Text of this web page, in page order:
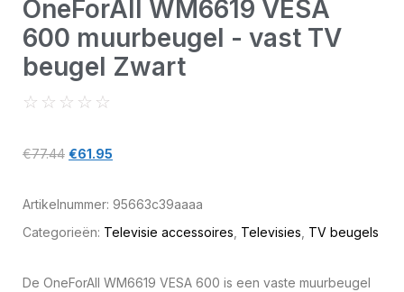
OneForAll WM6619 VESA
600 muurbeugel - vast TV
beugel Zwart
☆ ☆ ☆ ☆ ☆
€77.44 €61.95
Artikelnummer: 95663c39aaaa
Categorieën: Televisie accessoires Televisies TV beugels
De OneForAll WM6619 VESA 600 is een vaste muurbeugel